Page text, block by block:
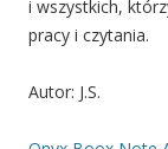
i wszystkich,
pracy i czytania.
Autor: J.S.